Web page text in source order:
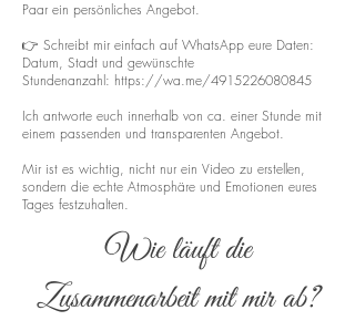
Paar ein persönliches Angebot.
👉 Schreibt mir einfach auf WhatsApp eure Daten:
Datum, Stadt und gewünschte
Stundenanzahl: https://wa.me/4915226080845
Ich antworte euch innerhalb von ca. einer Stunde mit
einem passenden und transparenten Angebot.
Mir ist es wichtig, nicht nur ein Video zu erstellen,
sondern die echte Atmosphäre und Emotionen eures
Tages festzuhalten.
Wie läuft die
Zusammenarbeit mit mir ab?